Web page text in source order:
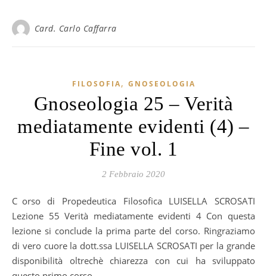
Card. Carlo Caffarra
FILOSOFIA, GNOSEOLOGIA
Gnoseologia 25 – Verità
mediatamente evidenti (4) –
Fine vol. 1
2 Febbraio 2020
Corso di Propedeutica Filosofica LUISELLA SCROSATI
Lezione 55 Verità mediatamente evidenti 4 Con questa
lezione si conclude la prima parte del corso. Ringraziamo
di vero cuore la dott.ssa LUISELLA SCROSATI per la grande
disponibilità oltrechè chiarezza con cui ha sviluppato